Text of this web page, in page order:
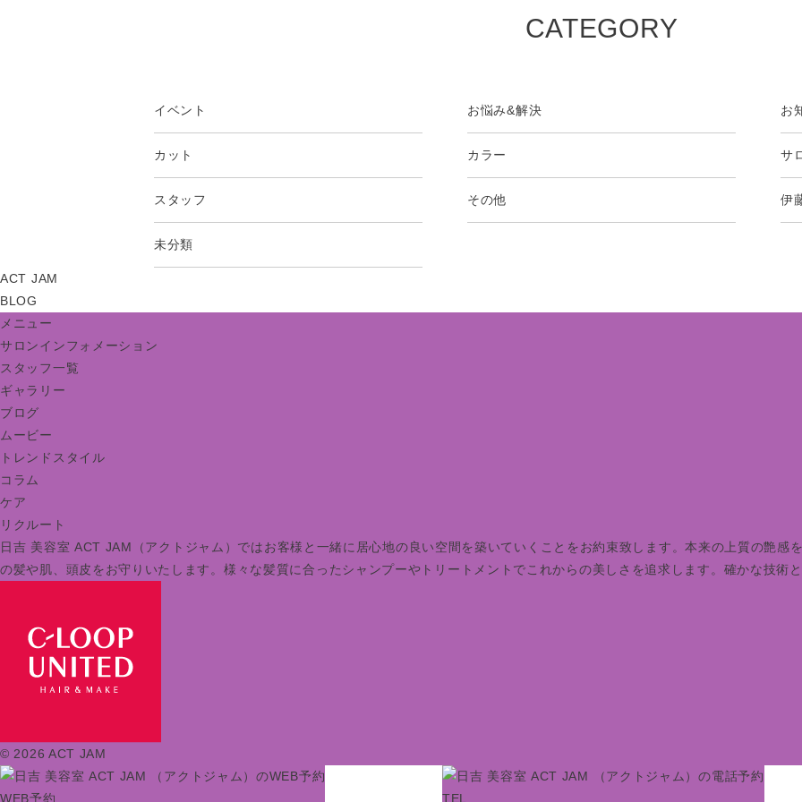
CATEGORY
イベント お悩み&解決 お
カット カラー サ
スタッフ その他 伊
未分類
ACT JAM
BLOG
メニュー
サロンインフォメーション
スタッフ一覧
ギャラリー
ブログ
ムービー
トレンドスタイル
コラム
ケア
リクルート
日吉 美容室 ACT JAM（アクトジャム）ではお客様と一緒に居心地の良い空間を築いていくことをお約束致します。本来の上質の艶感
の髪や肌、頭皮をお守りいたします。様々な髪質に合ったシャンプーやトリートメントでこれからの美しさを追求します。確かな技術
© 2026 ACT JAM
WEB予約 TEL